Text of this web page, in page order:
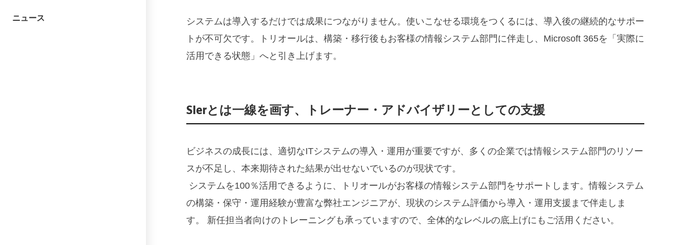
ニュース
システムは導入するだけでは成果につながりません。使いこなせる環境をつくるには、導入後の継続的なサポー
トが不可欠です。トリオールは、構築・移行後もお客様の情報システム部門に伴走し、Microsoft 365を「実際に
活用できる状態」へと引き上げます。
SIerとは一線を画す、トレーナー・アドバイザリーとしての支援
ビジネスの成長には、適切なITシステムの導入・運用が重要ですが、多くの企業では情報システム部門のリソー
スが不足し、本来期待された結果が出せないでいるのが現状です。
システムを100％活用できるように、トリオールがお客様の情報システム部門をサポートします。情報システム
の構築・保守・運用経験が豊富な弊社エンジニアが、現状のシステム評価から導入・運用支援まで伴走しま
す。
新任担当者向けのトレーニングも承っていますので、全体的なレベルの底上げにもご活用ください。